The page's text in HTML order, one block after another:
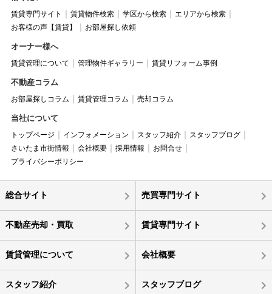
賃貸専門サイト 賃貸物件検索 学区から検索
エリアから検索
お客様の声【賃貸】
お部屋探し依頼
オーナー様へ
賃貸管理について 管理物件ギャラリー 賃貸リフォーム事例
不動産コラム
お部屋探しコラム 賃貸管理コラム 売却コラム
当社について
トップページ インフォメーション スタッフ紹介
スタッフブログ
さいたま市街情報
会社概要 採用情報
お問合せ
プライバシーポリシー
総合サイト 売買専門サイト
不動産売却・買取 賃貸専門サイト
賃貸管理について 会社概要
スタッフ紹介 スタッフブログ